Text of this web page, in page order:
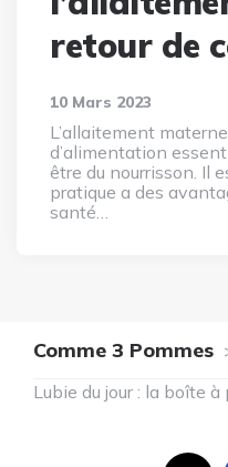
retour de
10 Mars 2023
L’allaitement
d’alimentation
être du nourrisson. Il
pratique a des
santé…
Comme 3 Pommes
Lubie du jour : la boîte à